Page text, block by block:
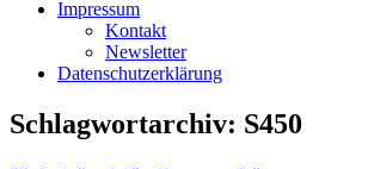
Impressum
Kontakt
Newsletter
Datenschutzerklärung
Schlagwortarchiv: S450